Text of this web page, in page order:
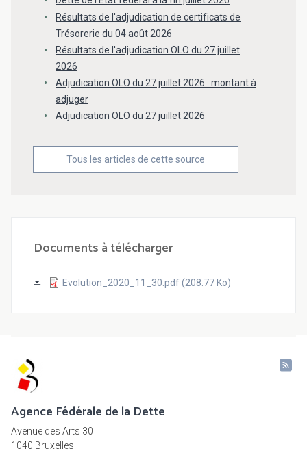
Résultats de l'adjudication de certificats de
Trésorerie du 04 août 2026
Résultats de l'adjudication OLO du 27 juillet
2026
Adjudication OLO du 27 juillet 2026 : montant à
adjuger
Adjudication OLO du 27 juillet 2026
Tous les articles de cette source
Documents à télécharger
Evolution_2020_11_30.pdf (208.77 Ko)
Agence Fédérale de la Dette
Avenue des Arts 30
1040 Bruxelles